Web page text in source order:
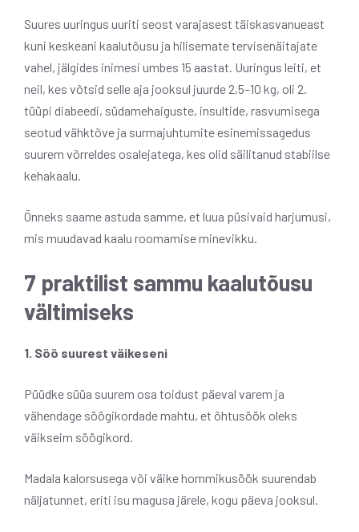
Suures uuringus uuriti seost varajasest täiskasvanueast
kuni keskeani kaalutõusu ja hilisemate tervisenäitajate
vahel, jälgides inimesi umbes 15 aastat. Uuringus leiti, et
neil, kes võtsid selle aja jooksul juurde 2,5–10 kg, oli 2.
tüüpi diabeedi, südamehaiguste, insultide, rasvumisega
seotud vähktõve ja surmajuhtumite esinemissagedus
suurem võrreldes osalejatega, kes olid säilitanud stabiilse
kehakaalu.
Õnneks saame astuda samme, et luua püsivaid harjumusi,
mis muudavad kaalu roomamise minevikku.
7 praktilist sammu kaalutõusu
vältimiseks
1. Söö suurest väikeseni
Püüdke süüa suurem osa toidust päeval varem ja
vähendage söögikordade mahtu, et õhtusöök oleks
väikseim söögikord.
Madala kalorsusega või väike hommikusöök suurendab
näljatunnet, eriti isu magusa järele, kogu päeva jooksul.